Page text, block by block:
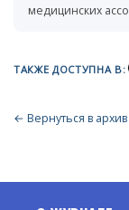
медицинских
ТАКЖЕ ДОСТУПНА В:
← Вернуться в архив